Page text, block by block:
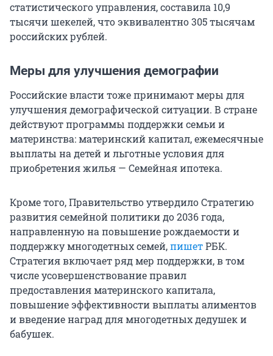
статистического управления, составила 10,9
тысячи шекелей, что эквивалентно 305 тысячам
российских рублей.
Меры для улучшения демографии
Российские власти тоже принимают меры для
улучшения демографической ситуации. В стране
действуют программы поддержки семьи и
материнства: материнский капитал, ежемесячные
выплаты на детей и льготные условия для
приобретения жилья — Семейная ипотека.
Кроме того, Правительство утвердило Стратегию
развития семейной политики до 2036 года,
направленную на повышение рождаемости и
поддержку многодетных семей,пишетРБК.
Стратегия включает ряд мер поддержки, в том
числе усовершенствование правил
предоставления материнского капитала,
повышение эффективности выплаты алиментов
и введение наград для многодетных дедушек и
бабушек.